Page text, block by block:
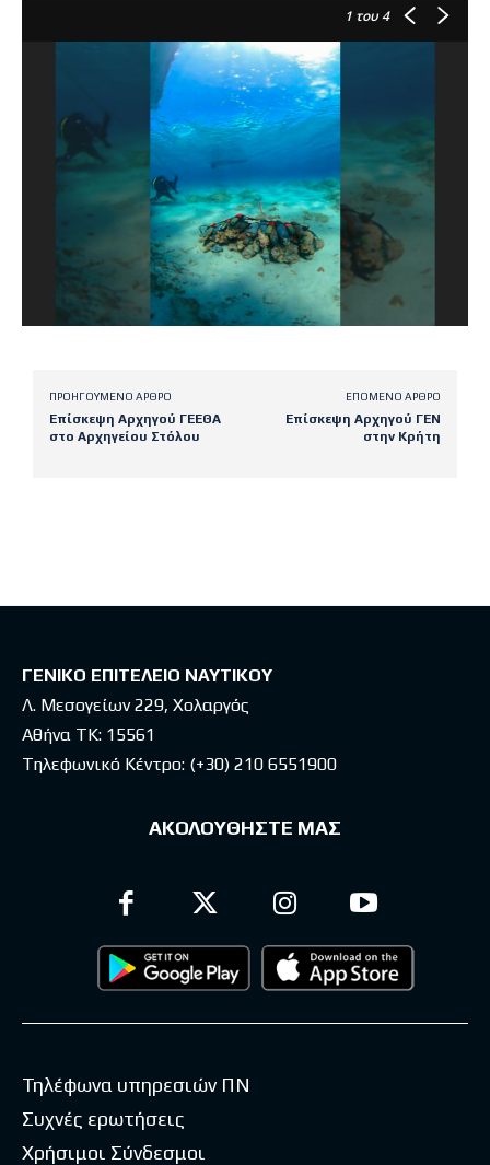
1 του 4
ΠΡΟΗΓΟΎΜΕΝΟ ΆΡΘΡΟ
Επίσκεψη Αρχηγού ΓΕΕΘΑ
στο Αρχηγείου Στόλου
ΕΠΌΜΕΝΟ ΆΡΘΡΟ
Επίσκεψη Αρχηγού ΓΕΝ
στην Κρήτη
ΓΕΝΙΚΟ ΕΠΙΤΕΛΕΙΟ ΝΑΥΤΙΚΟΥ
Λ. Μεσογείων 229, Χολαργός
Αθήνα ΤΚ: 15561
Τηλεφωνικό Κέντρο: (+30) 210 6551900
ΑΚΟΛΟΥΘΗΣΤΕ ΜΑΣ
Τηλέφωνα υπηρεσιών ΠΝ
Συχνές ερωτήσεις
Χρήσιμοι Σύνδεσμοι